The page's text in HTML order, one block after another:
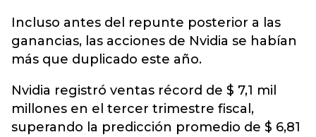
Incluso antes del repunte posterior a las
ganancias, las acciones de Nvidia se habían
más que duplicado este año.
Nvidia registró ventas récord de $ 7,1 mil
millones en el tercer trimestre fiscal,
superando la predicción promedio de $ 6,81